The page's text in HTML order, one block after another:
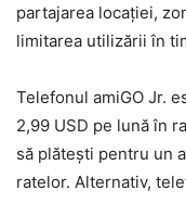
partajarea locației,
limitarea utilizării în
Telefonul amiGO Jr.
2,99 USD pe lună în
să plătești pentru un
ratelor. Alternativ,